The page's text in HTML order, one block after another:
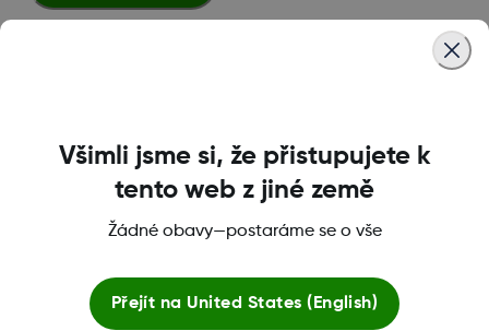
Clarity
Jak si mohu aplikaci Dexcom Clarity přizpůsobit?
platí pouze pro aplikaci Dexcom Clarity a nemají vliv
na nastavení vašeho systému Dexcom CGM. Změny
Všimli jsme si, že přistupujete k
tento web z jiné země
Žádné obavy—postaráme se o vše
Přejít na United States (English)